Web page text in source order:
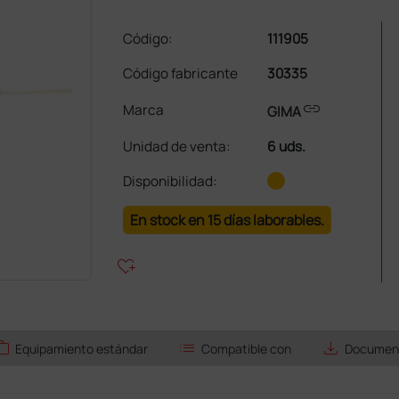
Código:
111905
Código fabricante
30335
Marca
GIMAlink
Unidad de venta:
6 uds.
Disponibilidad:
En stock en 15 días laborables.
heart_plus
Equipamiento estándar list Compatible con save_alt